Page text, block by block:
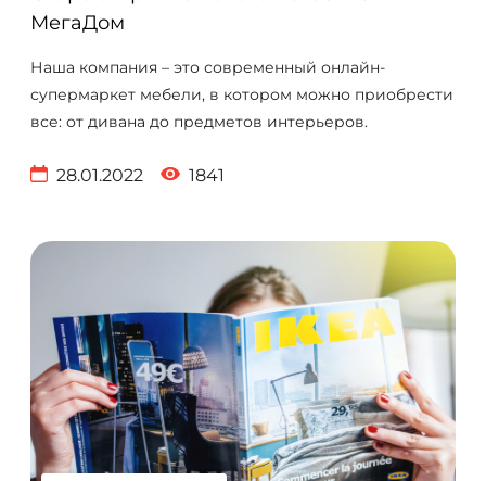
МегаДом
Наша компания – это современный онлайн-
супермаркет мебели, в котором можно приобрести
все: от дивана до предметов интерьеров.
28.01.2022 1841